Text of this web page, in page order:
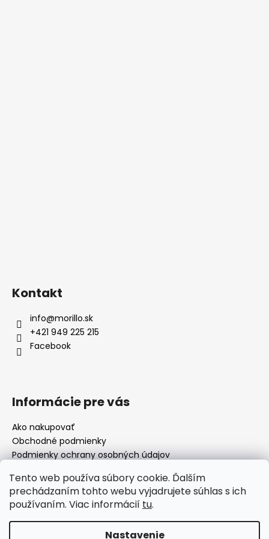
Tento web používa súbory cookie. Ďalším
prechádzaním tohto webu vyjadrujete súhlas s ich
používaním. Viac informácií tu.
Nastavenie
Kontakt
info@morillo.sk
+421 949 225 215
Facebook
Informácie pre vás
Ako nakupovať
Obchodné podmienky
Podmienky ochrany osobných údajov